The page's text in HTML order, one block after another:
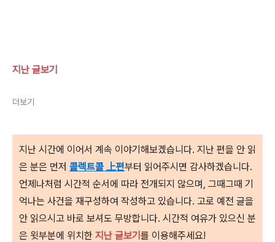
지난 글보기
더보기
지난 시간에 이어서 계속 이야기해보겠습니다. 지난 편을 안 읽
은 분은 먼저 콜렉트콜 上편부터 읽어주시면 감사하겠습니다.
언제나처럼 시간적 순서에 따라 전개되지 않으며, 그때그때 기
억나는 사건을 재구성하여 작성하고 있습니다. 고로 예전 글을
안 읽으시고 바로 보셔도 무방합니다. 시간적 여유가 있으신 분
은 윗부분에 위치한 지난 글보기 를 이용해주세요!